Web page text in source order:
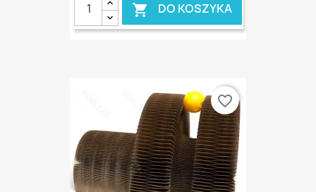
 DO KOSZYKA
favorite_border